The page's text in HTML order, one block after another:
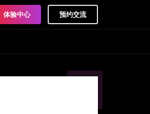
体验中心 预约交流